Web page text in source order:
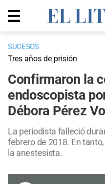
SUCESOS
Tres años de prisión
Confirmaron la
endoscopista
Débora Pérez
La periodista falleció
febrero de 2018. En
la anestesista.